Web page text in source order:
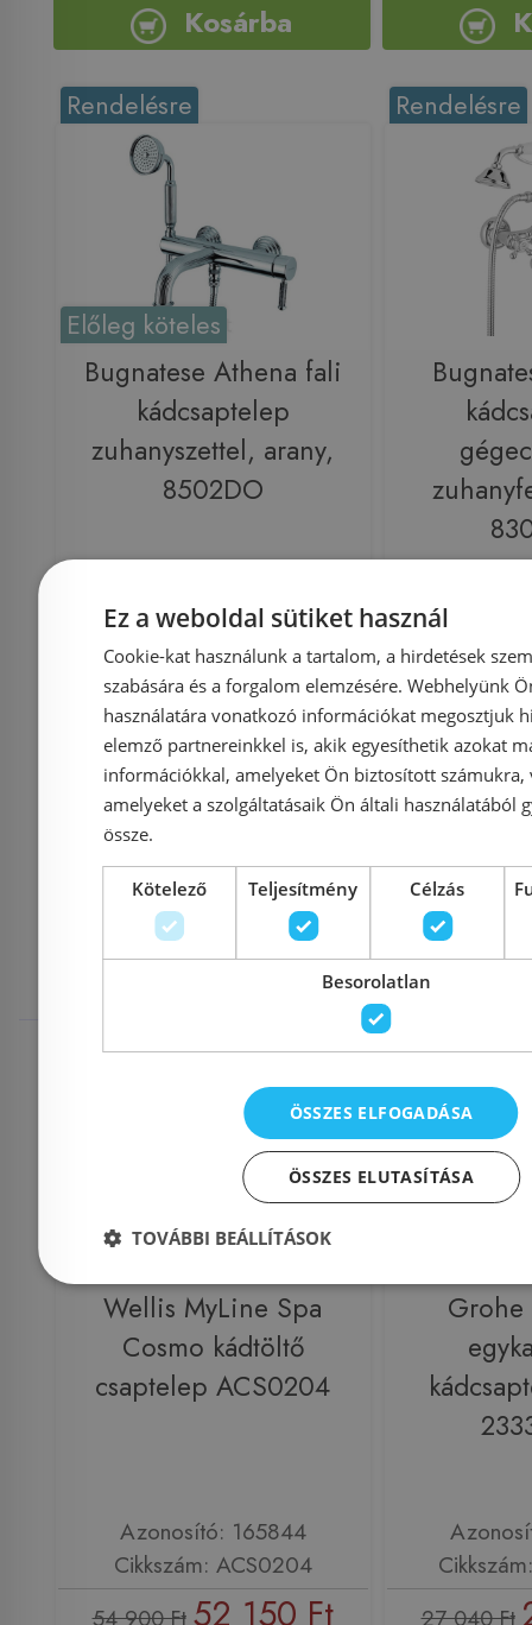
Kosárba
Rendelésre
Előleg köteles
Bugnatese Athena fali
kádcsaptelep
zuhanyszettel, arany,
8502DO
Cikkszám: 8502DO
390 180 Ft
Kosárba
Rendelésre
286
Mások
megnézték
-5%
Rendelésre
Wellis MyLine Spa
Cosmo kádtöltő
csaptelep ACS0204
Azonosító: 165844
Cikkszám: ACS0204
52 150 Ft
Raktáron
Grohe
Ez a weboldal sütiket használ
Cookie-kat használunk a tartalom, a hirdetések
szabására és a forgalom elemzésére. Webhelyünk
használatára vonatkozó információkat megosztjuk
elemző partnereinkkel is, akik egyesíthetik azokat
információkkal, amelyeket Ön biztosított számukra,
amelyeket a szolgáltatásaik Ön általi használatából
össze.
Kötelező Teljesítmény Célzás
Besorolatlan
ÖSSZES ELFOGADÁSA
ÖSSZES ELUTASÍTÁSA
TOVÁBBI BEÁLLÍTÁSOK